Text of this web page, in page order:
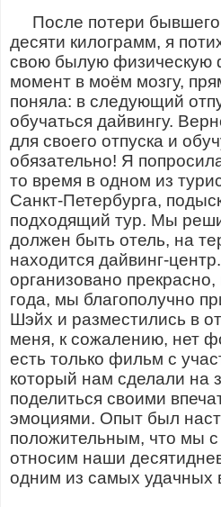
После потери
десяти килограмм, я
свою былую физическую
момент в моём мозгу,
поняла: в следующий
обучаться дайвингу.
для своего отпуска и
обязательно! Я
то время в одном из
Санкт-Петербурга,
подходящий тур. Мы
должен быть отель, на
находится дайвинг-
организовано
года, мы благополучно
Шэйх и разместились в
меня, к сожалению, нет
есть только фильм с
который нам сделали на
поделиться своими
эмоциями. Опыт был
положительным, что мы с
относим наши
одним из самых удачных